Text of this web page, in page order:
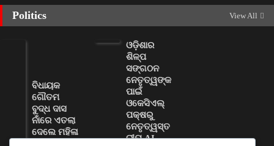
Politics View All
ବିଧାୟକ
ଗୌତମ
ବୁଦ୍ଧ ଦାସ
ନାଁରେ ଏତଲା
ଦେଲେ ମହିଳା
ଓଡ଼ିଶାର
ଶିଳ୍ପ
ସଙ୍ଗଠନ
ନେତୃତ୍ୱଙ୍କ
ପାଇଁ
ଓକେସିଏଲ୍
ପକ୍ଷରୁ
ନେତୃତ୍ୱସ୍ତ
ରୀୟ AI